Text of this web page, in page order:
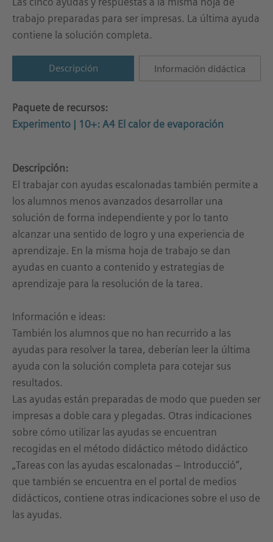
trabajo preparadas para ser impresas. La última ayuda
contiene la solución completa.
Descripción Información didáctica
Paquete de recursos:
Experimento | 10+: A4 El calor de evaporación
Descripción:
El trabajar con ayudas escalonadas también permite a
los alumnos menos avanzados desarrollar una
solución de forma independiente y por lo tanto
alcanzar una sentido de logro y una experiencia de
aprendizaje. En la misma hoja de trabajo se dan
ayudas en cuanto a contenido y estrategias de
aprendizaje para la resolución de la tarea.
Información e ideas:
También los alumnos que no han recurrido a las
ayudas para resolver la tarea, deberían leer la última
ayuda con la solución completa para cotejar sus
resultados.
Las ayudas están preparadas de modo que pueden ser
impresas a doble cara y plegadas. Otras indicaciones
sobre cómo utilizar las ayudas se encuentran
recogidas en el método didáctico método didáctico
„Tareas con las ayudas escalonadas – Introducció“,
que también se encuentra en el portal de medios
didácticos, contiene otras indicaciones sobre el uso de
las ayudas.